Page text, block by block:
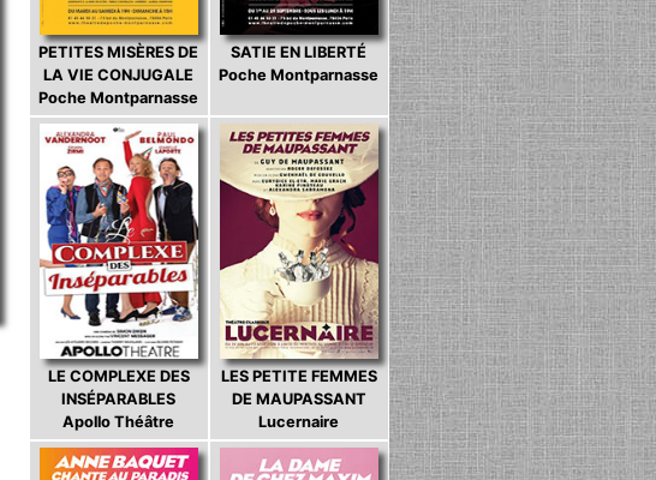
PETITES MISÈRES DE
LA VIE CONJUGALE
Poche Montparnasse
SATIE EN LIBERTÉ
Poche Montparnasse
LE COMPLEXE DES
INSÉPARABLES
Apollo Théâtre
LES PETITE FEMMES
DE MAUPASSANT
Lucernaire